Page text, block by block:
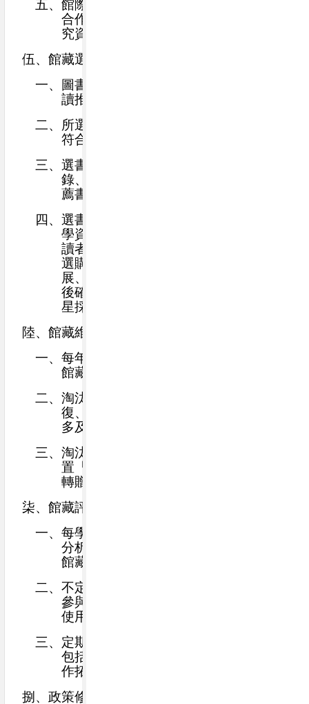
五、 館際合作：積極與公共圖書館及大專院校
合作，辦理資源共享、聯盟借閱與專題研
究資料支援，提升館藏利用效益。
伍、館藏選書原則
一、 圖書選擇應配合課程教學、學科研究、閱
讀推廣及學生自主學習之需求。
二、 所選書籍須具備教育意義、內容優良，並
符合智慧財產權相關規定。
三、 選書來源：包括師生推薦書單、出版社目
錄、書評、暢銷書排行榜及公立圖書館推
薦書目等。
四、 選書工作由圖書館負責統籌，配合校內教
學資源與服務對象之需求，彙整各單位及
讀者推薦，並綜合館藏現況與讀者興趣，
選購有助高中課程學習、促進師生身心發
展、支持教學研究之圖書。經整理、查核
後確定採購書單，委由廠商辦理整批或零
星採購作業。
陸、館藏維護與淘汰
一、 每年進行館藏盤點與淘汰，原則為不超過
館藏量之
二、 淘汰標準：陳舊無參考價值、破損無法修
復、過時資料、長期無借閱記錄、複本過
多及違反著作權者。
三、 淘汰或未列入核心館藏之資料得視情況設
置「漂書專區」，或研議與合作館所進行
轉贈或交換，以善用資源。
柒、館藏評鑑與讀者意見
一、 每學期定期進行館藏分類統計與借閱使用
分析，掌握各類資料使用情形，作為後續
館藏發展與採購規劃之依據。
二、 不定期彙整讀者借閱使用意見，鼓勵師生
參與館藏建議，以提升圖書館服務品質與
使用效能。
三、 定期檢視館際合作與資源共享使用情形，
包括跨館借閱及資料調用量，作為後續合
作拓展之參考。
捌、政策修訂與實施